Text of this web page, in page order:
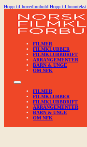
Hopp til hovedinnhold Hopp til bunntekst
FILMER
FILMKLUBBER
FILMKLUBBDRIFT
ARRANGEMENTER
BARN & UNGE
OM NFK
FILMER
FILMKLUBBER
FILMKLUBBDRIFT
ARRANGEMENTER
BARN & UNGE
OM NFK